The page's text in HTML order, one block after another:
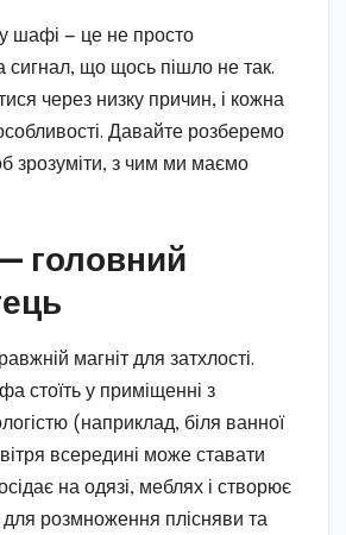
шафі — це не просто
сигнал, що щось пішло не так.
через низку причин, і кожна
Давайте розберемо
зрозуміти, з чим ми маємо
головний
магніт для затхлості.
стоїть у приміщенні з
(наприклад, біля ванної
всередині може ставати
на одязі, меблях і створює
для розмноження плісняви та